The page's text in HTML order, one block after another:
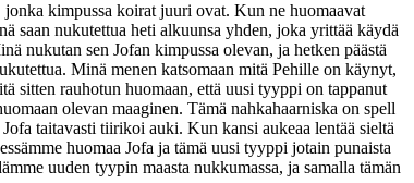
jonka kimpussa koirat juuri ovat. Kun ne huomaavat
saan nukutettua heti alkuunsa yhden, joka yrittää käydä
nukutan sen Jofan kimpussa olevan, ja hetken päästä
Minä menen katsomaan mitä Pehille on käynyt,
sitten rauhotun huomaan, että uusi tyyppi on tappanut
olevan maaginen. Tämä nahkahaarniska on spell
taitavasti tiirikoi auki. Kun kansi aukeaa lentää sieltä
huomaa Jofa ja tämä uusi tyyppi jotain punaista
uuden tyypin maasta nukkumassa, ja samalla tämän